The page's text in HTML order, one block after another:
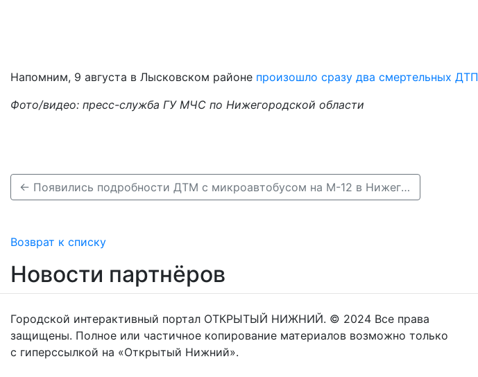
Напомним, 9 августа в Лысковском районе произошло сразу два смертельных ДТП
Фото/видео: пресс-служба ГУ МЧС по Нижегородской области
← Появились подробности ДТМ с микроавтобусом на М-12 в Нижегородской области
Возврат к списку
Новости партнёров
Городской интерактивный портал ОТКРЫТЫЙ НИЖНИЙ. © 2024 Все права
защищены. Полное или частичное копирование материалов возможно только
с гиперссылкой на «Открытый Нижний».